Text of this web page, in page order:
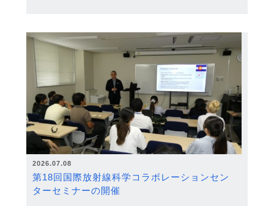
2026.07.08
第18回国際放射線科学コラボレーションセン
ターセミナーの開催